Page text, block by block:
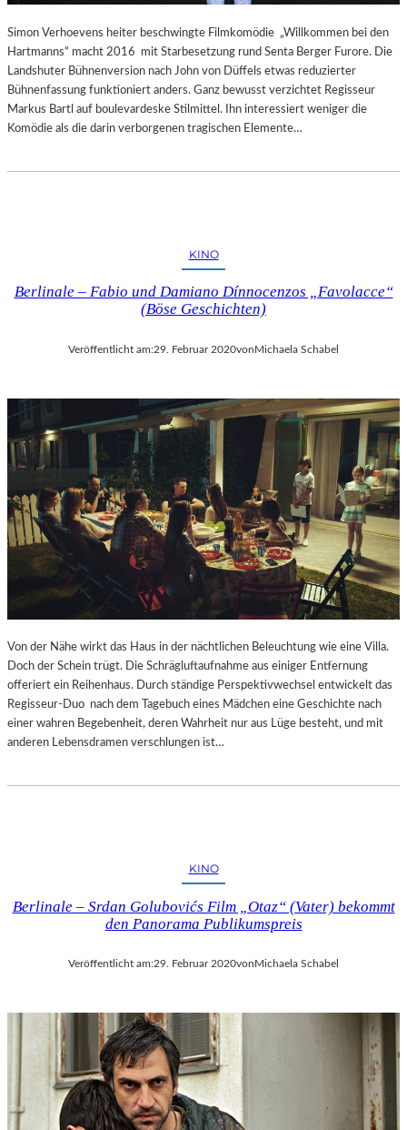
M
F
Ü
H
L
T
Simon Verhoevens heiter beschwingte Filmkomödie „Willkommen bei den
Hartmanns“ macht 2016 mit Starbesetzung rund Senta Berger Furore. Die
Landshuter Bühnenversion nach John von Düffels etwas reduzierter
Bühnenfassung funktioniert anders. Ganz bewusst verzichtet Regisseur
Markus Bartl auf boulevardeske Stilmittel. Ihn interessiert weniger die
Komödie als die darin verborgenen tragischen Elemente…
KINO
Berlinale – Fabio und Damiano Dínnocenzos „Favolacce“
(Böse Geschichten)
Veröffentlicht am:29. Februar 2020vonMichaela Schabel
Von der Nähe wirkt das Haus in der nächtlichen Beleuchtung wie eine Villa.
Doch der Schein trügt. Die Schrägluftaufnahme aus einiger Entfernung
offeriert ein Reihenhaus. Durch ständige Perspektivwechsel entwickelt das
Regisseur-Duo nach dem Tagebuch eines Mädchen eine Geschichte nach
einer wahren Begebenheit, deren Wahrheit nur aus Lüge besteht, und mit
anderen Lebensdramen verschlungen ist…
KINO
Berlinale – Srdan Golubovićs Film „Otaz“ (Vater) bekommt
den Panorama Publikumspreis
Veröffentlicht am:29. Februar 2020vonMichaela Schabel